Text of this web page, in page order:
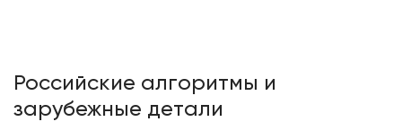
Российские алгоритмы и
зарубежные детали